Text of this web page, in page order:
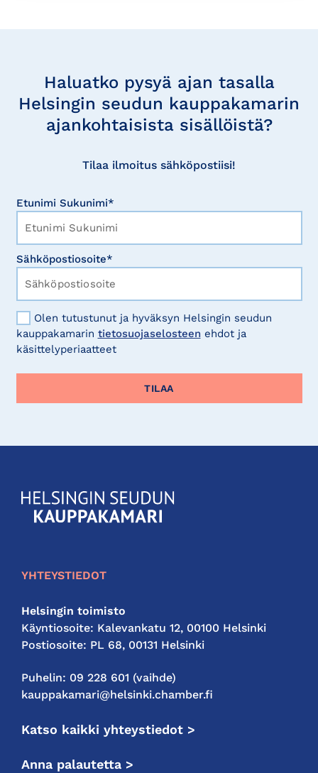
Haluatko pysyä ajan tasalla
Helsingin seudun kauppakamarin
ajankohtaisista sisällöistä?
Tilaa ilmoitus sähköpostiisi!
Etunimi Sukunimi*
Sähköpostiosoite*
Olen tutustunut ja hyväksyn Helsingin seudun
kauppakamarin tietosuojaselosteen ehdot ja
käsittelyperiaatteet
KauppakamariHelsingin
seudun
YHTEYSTIEDOT
Helsingin toimisto
Käyntiosoite: Kalevankatu 12, 00100 Helsinki
Postiosoite: PL 68, 00131 Helsinki
Puhelin: 09 228 601 (vaihde)
kauppakamari@helsinki.chamber.fi
Katso kaikki yhteystiedot >
Anna palautetta >